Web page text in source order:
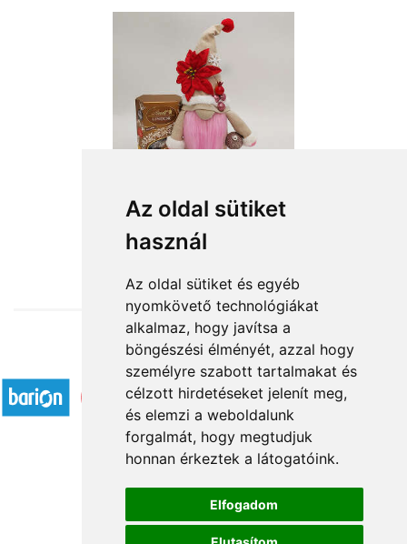
Az oldal sütiket
használ
Az oldal sütiket és egyéb
nyomkövető technológiákat
alkalmaz, hogy javítsa a
böngészési élményét, azzal hogy
személyre szabott tartalmakat és
célzott hirdetéseket jelenít meg,
és elemzi a weboldalunk
forgalmát, hogy megtudjuk
honnan érkeztek a látogatóink.
Elfogadom
Karácsonyi manócska
15 040 Ft-tól
Elfogadott fizetési módok
Á.SZ.F.
Impresszum